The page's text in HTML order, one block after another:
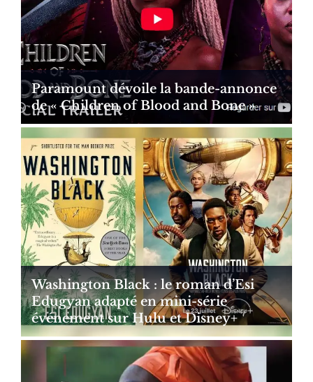
Paramount dévoile la bande-annonce
de « Children of Blood and Bone »
Washington Black : le roman d’Esi
Edugyan adapté en mini-série
événement sur Hulu et Disney+